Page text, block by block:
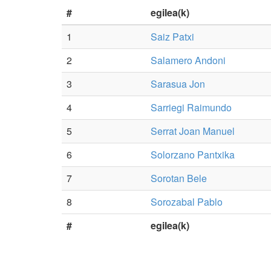
# egilea(k)
1
Saiz Patxi
2
Salamero Andoni
3
Sarasua Jon
4
Sarriegi Raimundo
5
Serrat Joan Manuel
6
Solorzano Pantxika
7
Sorotan Bele
8
Sorozabal Pablo
#
egilea(k)